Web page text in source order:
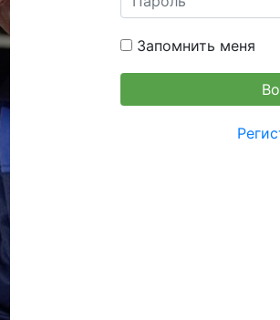
Запомнить меня